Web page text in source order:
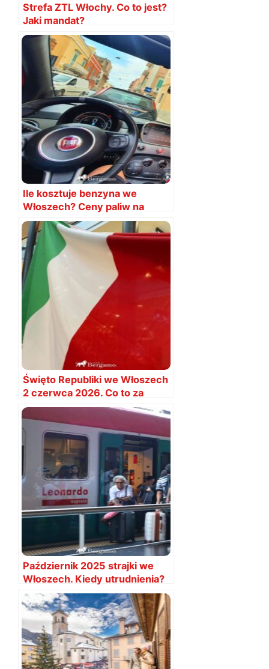
Strefa ZTL Włochy. Co to jest?
Jaki mandat?
Ile kosztuje benzyna we
Włoszech? Ceny paliw na
stacjach 2026
Święto Republiki we Włoszech
2 czerwca 2026. Co to za
święto?
Październik 2025 strajki we
Włoszech. Kiedy utrudnienia?